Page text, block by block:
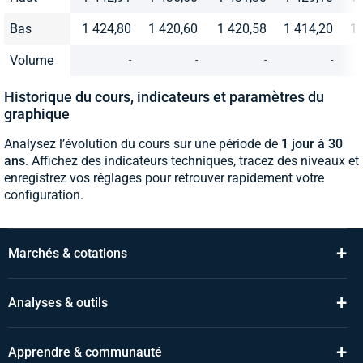
Bas 1 424,80 1 420,60 1 420,58 1 414,20 1
Volume - - - -
Historique du cours, indicateurs et paramètres du
graphique
Analysez l’évolution du cours sur une période de 1 jour à 30
ans. Affichez des indicateurs techniques, tracez des niveaux et
enregistrez vos réglages pour retrouver rapidement votre
configuration.
Marchés & cotations +
Analyses & outils +
Apprendre & communauté +